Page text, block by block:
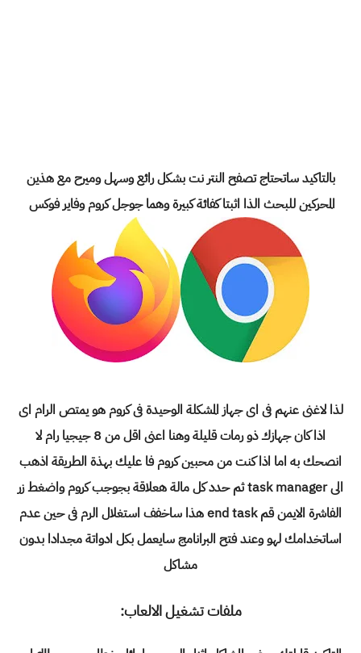
بالتاكيد ساتحتاج تصفح النتر نت بشكل رائع وسهل وميرح مع هذين
المحركين للبحث الذا اثبتا كفائة كبيرة وهما جوجل كروم وفاير فوكس
لذا لاغنى عنهم فى اى جهاز المشكلة الوحيدة فى كروم هو يمتص الرام اى
اذا كان جهازك ذو رمات قليلة وهنا اعنى اقل من 8 جيجيا رام لا
انصحك به اما اذا كنت من محبين كروم فا عليك بهذة الطريقة اذهب
الى task manager ثم حدد كل مالة هعلاقة بجوجب كروم واضغط زر
الفاشرة الايمن قم end task هذا ساخفف استغلال الرم فى حين عدم
اساتخدامك لهو وعند فتح البرانامج سايعمل بكل ادواتة مجدادا بدون
مشاكل
ملفات تشغيل الالعاب: